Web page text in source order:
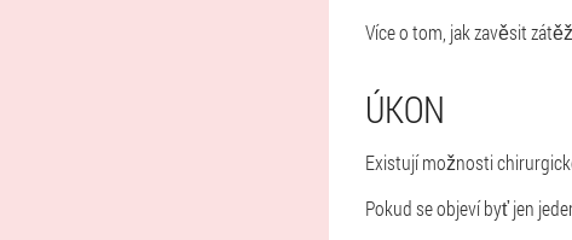
Více o tom, jak zavěsit
ÚKON
Existují možnosti
Pokud se objeví byť jen